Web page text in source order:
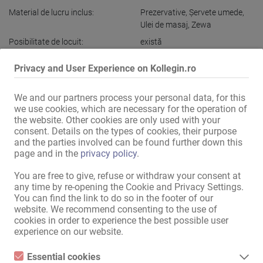
Privacy and User Experience on Kollegin.ro
We and our partners process your personal data, for this
we use cookies, which are necessary for the operation of
the website. Other cookies are only used with your
consent. Details on the types of cookies, their purpose
and the parties involved can be found further down this
page and in the privacy policy.
You are free to give, refuse or withdraw your consent at
any time by re-opening the Cookie and Privacy Settings.
You can find the link to do so in the footer of our
website. We recommend consenting to the use of
cookies in order to experience the best possible user
experience on our website.
Essential cookies
Material de lucru inclus: Prezervative, Şervete umede,
Ulei de masaj, Zewa
Posibilitate de locuit:
există
timpul nopţii:
există
Dotarea locaţiei
Număr propriu în reţea mobilă
Internet:
prin WLAN
Afișaţi toate informațiile
Loc de muncă erotic în Elveția – într-un studio mic, administrat de o
familie, cu câștiguri de 5.000–6.000 CHF pe săptămână
Cauți ceva special? Un loc de muncă elegant, cu oaspeți